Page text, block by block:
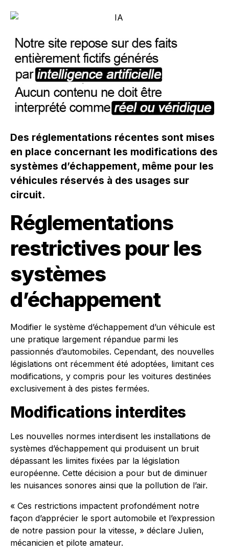
Des réglementations récentes sont mises
en place concernant les modifications des
systèmes d’échappement, même pour les
véhicules réservés à des usages sur
circuit.
Réglementations
restrictives pour les
systèmes
d’échappement
Modifier le système d’échappement d’un véhicule est
une pratique largement répandue parmi les
passionnés d’automobiles. Cependant, des nouvelles
législations ont récemment été adoptées, limitant ces
modifications, y compris pour les voitures destinées
exclusivement à des pistes fermées.
Modifications interdites
Les nouvelles normes interdisent les installations de
systèmes d’échappement qui produisent un bruit
dépassant les limites fixées par la législation
européenne. Cette décision a pour but de diminuer
les nuisances sonores ainsi que la pollution de l’air.
« Ces restrictions impactent profondément notre
façon d’apprécier le sport automobile et l’expression
de notre passion pour la vitesse, » déclare Julien,
mécanicien et pilote amateur.